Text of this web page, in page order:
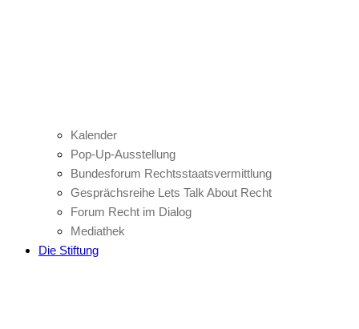
Kalender
Pop-Up-Ausstellung
Bundesforum Rechtsstaatsvermittlung
Gesprächsreihe Lets Talk About Recht
Forum Recht im Dialog
Mediathek
Die Stiftung